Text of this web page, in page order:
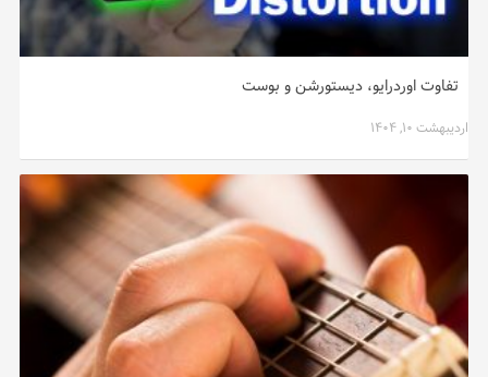
تفاوت اوردرایو، دیستورشن و بوست
اردیبهشت ۱۰, ۱۴۰۴